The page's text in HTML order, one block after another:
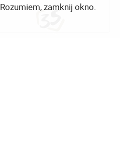
Rozumiem, zamknij okno.